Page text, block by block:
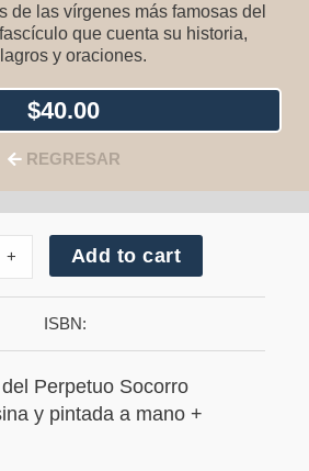
de las vírgenes más famosas del
que cuenta su historia,
y oraciones.
$40.00
REGRESAR
+ Add to cart
ISBN:
Perpetuo Socorro
y pintada a mano +